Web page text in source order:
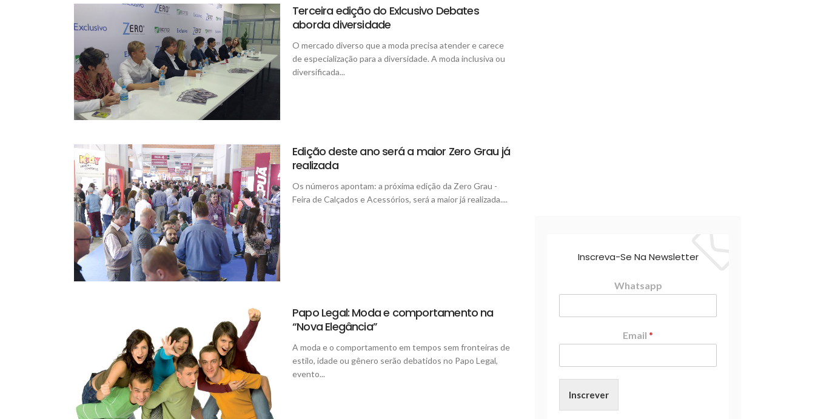
Terceira edição do Exlcusivo Debates
aborda diversidade
O mercado diverso que a moda precisa atender e carece
de especialização para a diversidade. A moda inclusiva ou
diversificada...
Edição deste ano será a maior Zero Grau já
realizada
Os números apontam: a próxima edição da Zero Grau -
Feira de Calçados e Acessórios, será a maior já realizada....
Papo Legal: Moda e comportamento na
“Nova Elegância”
A moda e o comportamento em tempos sem fronteiras de
estilo, idade ou gênero serão debatidos no Papo Legal,
evento...
Inscreva-Se Na Newsletter
Whatsapp
Email *
Inscrever